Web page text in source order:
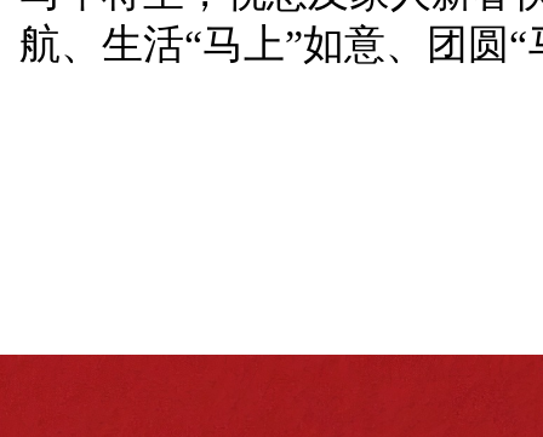
航、生活“马上”如意、团圆“